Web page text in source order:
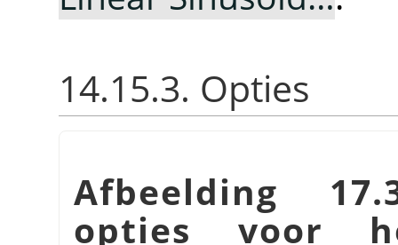
14.15.3. Opties
Afbeelding
opties voor